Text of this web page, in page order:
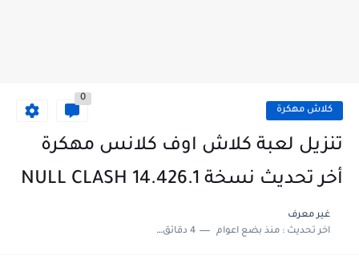
كلاش مهكرة
0
تنزيل لعبة كلاش اوف كلانس مهكرة
أخر تحديث نسخة NULL CLASH 14.426.1
غير معرف
اخر تحديث :منذ بضع اعوام 4 دقائق للقراءة